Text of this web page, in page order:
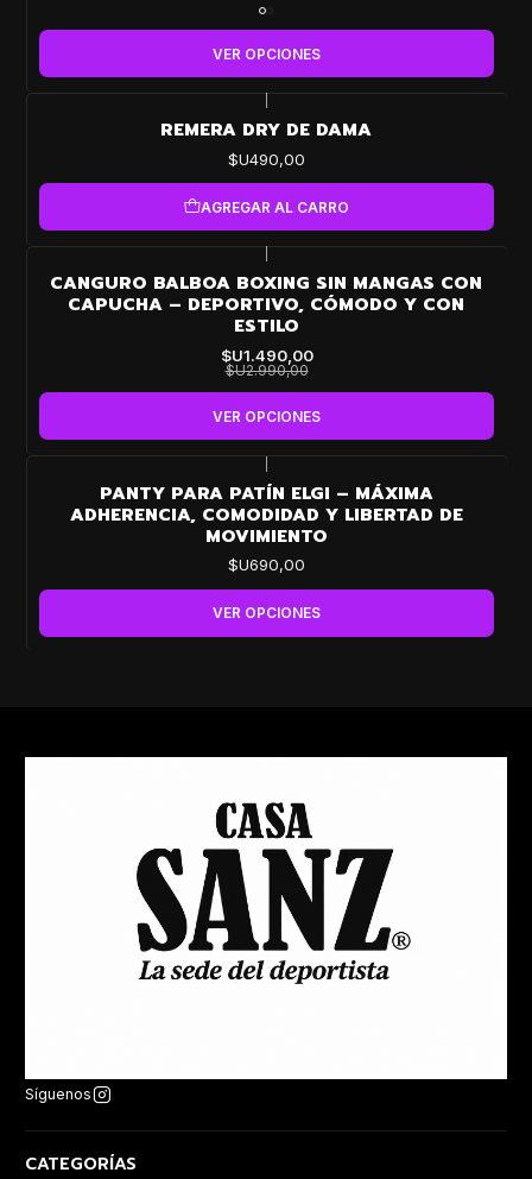
VER OPCIONES
REMERA DRY DE DAMA
$U490,00
AGREGAR AL CARRO
-50%
OFF
CANGURO BALBOA BOXING SIN MANGAS CON
CAPUCHA – DEPORTIVO, CÓMODO Y CON
ESTILO
$U1.490,00
$U2.990,00
VER OPCIONES
PANTY PARA PATÍN ELGI – MÁXIMA
ADHERENCIA, COMODIDAD Y LIBERTAD DE
MOVIMIENTO
$U690,00
VER OPCIONES
Síguenos
CATEGORÍAS